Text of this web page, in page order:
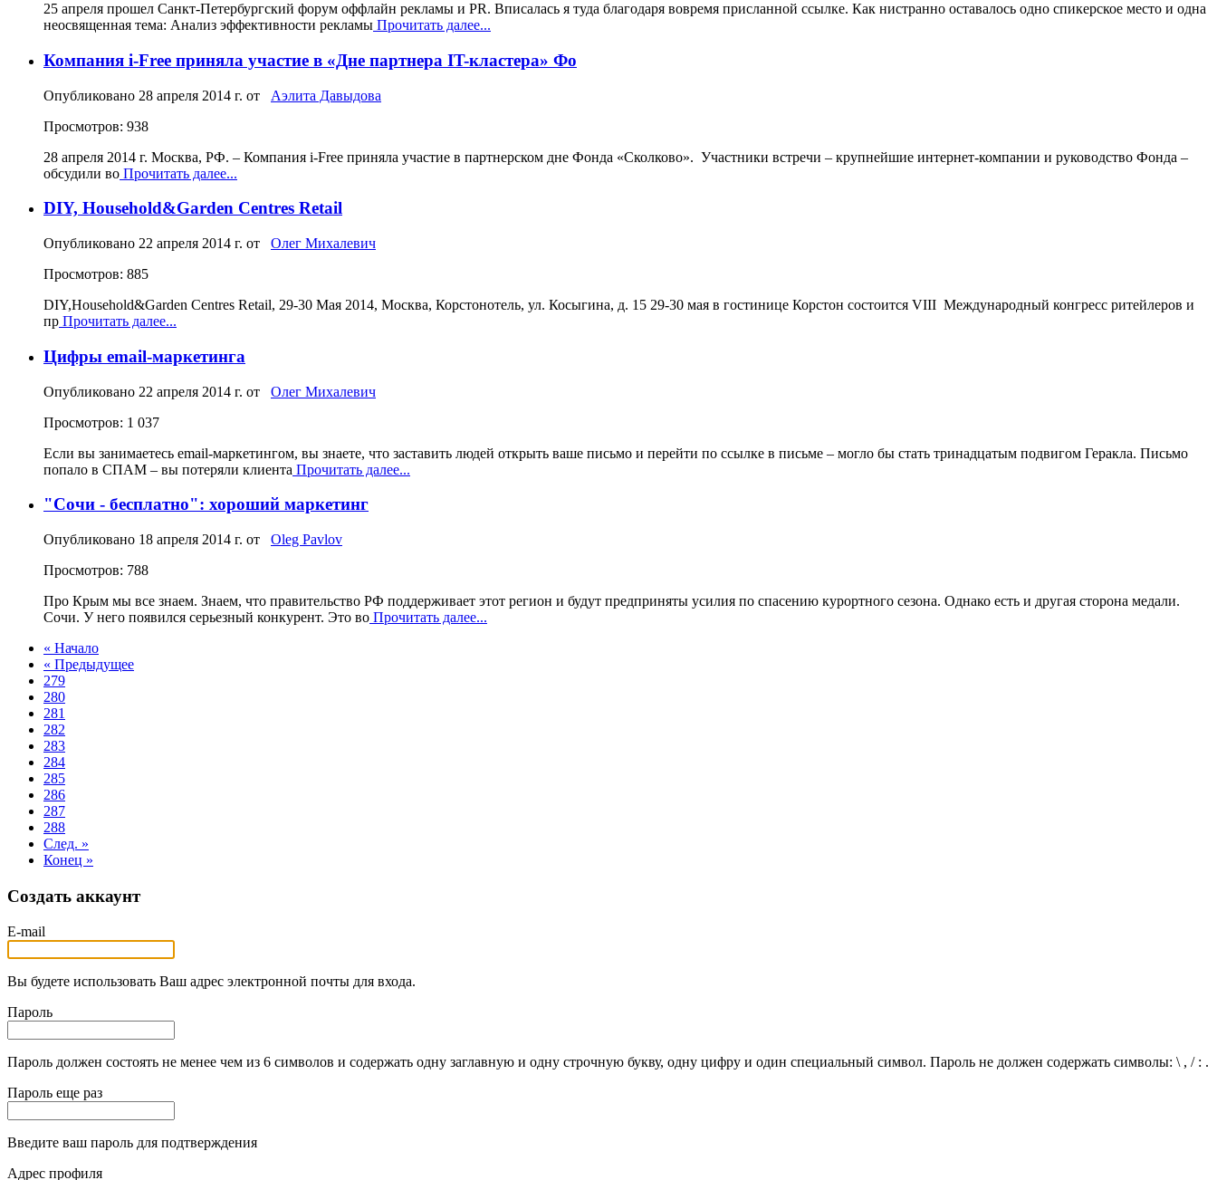
25 апреля прошел Санкт-Петербургский форум оффлайн рекламы и PR. Вписалась я туда благодаря вовремя присланной ссылке. Как нистранно оставалось одно спикерское место и одна
неосвященная тема: Анализ эффективности рекламы Прочитать далее...
Компания i-Free приняла участие в «Дне партнера IT-кластера» Фо
Опубликовано 28 апреля 2014 г. от Аэлита Давыдова
Просмотров: 938
28 апреля 2014 г. Москва, РФ. – Компания i-Free приняла участие в партнерском дне Фонда «Сколково». Участники встречи – крупнейшие интернет-компании и руководство Фонда –
обсудили во Прочитать далее...
DIY, Household&Garden Centres Retail
Опубликовано 22 апреля 2014 г. от Олег Михалевич
Просмотров: 885
DIY,Household&Garden Centres Retail, 29-30 Мая 2014, Москва, Корстонотель, ул. Косыгина, д. 15 29-30 мая в гостинице Корстон состоится VIII Международный конгресс ритейлеров и
пр Прочитать далее...
Цифры email-маркетинга
Опубликовано 22 апреля 2014 г. от Олег Михалевич
Просмотров: 1 037
Если вы занимаетесь email-маркетингом, вы знаете, что заставить людей открыть ваше письмо и перейти по ссылке в письме – могло бы стать тринадцатым подвигом Геракла. Письмо
попало в СПАМ – вы потеряли клиента Прочитать далее...
"Сочи - бесплатно": хороший маркетинг
Опубликовано 18 апреля 2014 г. от Oleg Pavlov
Просмотров: 788
Про Крым мы все знаем. Знаем, что правительство РФ поддерживает этот регион и будут предприняты усилия по спасению курортного сезона. Однако есть и другая сторона медали.
Сочи. У него появился серьезный конкурент. Это во Прочитать далее...
« Начало
« Предыдущее
279
280
281
282
283
284
285
286
287
288
След. »
Конец »
Создать аккаунт
E-mail
Вы будете использовать Ваш адрес электронной почты для входа.
Пароль
Пароль должен состоять не менее чем из 6 символов и содержать одну заглавную и одну строчную букву, одну цифру и один специальный символ. Пароль не должен содержать символы: \ , / : .
Пароль еще раз
Введите ваш пароль для подтверждения
Адрес профиля